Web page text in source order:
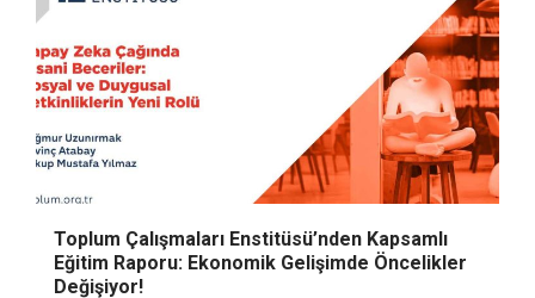
Toplum Çalışmaları Enstitüsü’nden Kapsamlı
Eğitim Raporu: Ekonomik Gelişimde Öncelikler
Değişiyor!